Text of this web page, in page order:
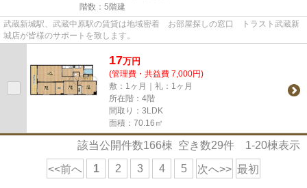
階数：5階建
武蔵新城駅、武蔵中原駅の賃貸は地域密着 お部屋探しの窓口 トラスト武蔵新
城店が皆様のサポートを致します。
17万円
(管理費・共益費 7,000円)
敷：1ヶ月｜礼：1ヶ月
所在階：4階
間取り：3LDK
面積：70.16㎡
該当公開件数166棟 空き数29件 1-20棟表示
<<前へ 1 2 3 4 5 次へ>> 最初